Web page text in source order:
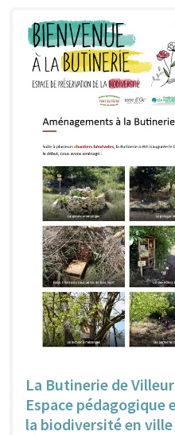
La Butinerie de
Espace pédagogique
la biodiversité en ville